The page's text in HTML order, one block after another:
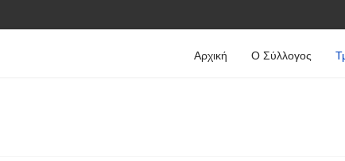
Αρχική Ο Σύλλογος